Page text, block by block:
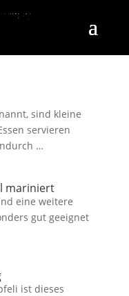
MENU 360°
Kanäle
Brötchen
bewegt
& Interessen
sind kleine
servieren
…
mariniert
eine weitere
gut geeignet
ist dieses